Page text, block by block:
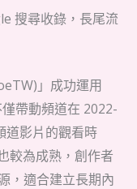
搜尋收錄，長尾流
」成功運用
帶動頻道在 2022-
道影片的觀看時
較為成熟，創作者
，適合建立長期內